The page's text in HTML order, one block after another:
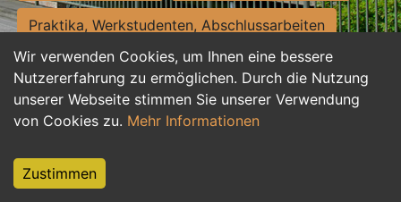
Wir verwenden Cookies, um Ihnen eine bessere
Nutzererfahrung zu ermöglichen. Durch die Nutzung
unserer Webseite stimmen Sie unserer Verwendung
von Cookies zu. Mehr Informationen
Zustimmen
Praktika, Werkstudenten, Abschlussarbeiten
Personalwesen Assistenz, Sekretariat
Hilfskräfte, Aushilfs- und Nebenjobs
Weiterbildung, Studium, duale Ausbildung